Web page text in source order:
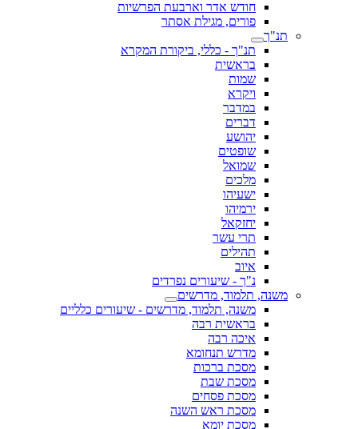
חודש אדר וארבעת הפרשיות
פורים, מגילת אסתר
תנ"ך
תנ"ך - כללי, ביקורת המקרא
בראשית
שמות
ויקרא
במדבר
דברים
יהושע
שופטים
שמואל
מלכים
ישעיהו
ירמיהו
יחזקאל
תרי עשר
תהילים
איוב
נ"ך - שיעורים נפרדים
משנה, תלמוד, מדרשים
משנה, תלמוד, מדרשים - שיעורים כלליים
בראשית רבה
איכה רבה
מדרש תנחומא
מסכת ברכות
מסכת שבת
מסכת פסחים
מסכת ראש השנה
מסכת יומא